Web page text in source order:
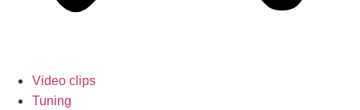
Video clips
Tuning